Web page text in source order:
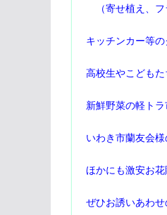
（寄せ植え、フ
キッチンカー等
高校生やこども
新鮮野菜の軽トラ
いわき市蘭友会
ほかにも激安お
ぜひお誘いあわせ